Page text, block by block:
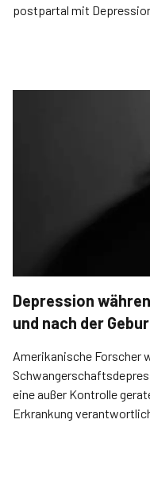
postpartal mit
Depression
und nach der
Amerikanische Forscher
eine außer Kontrolle
Erkrankung